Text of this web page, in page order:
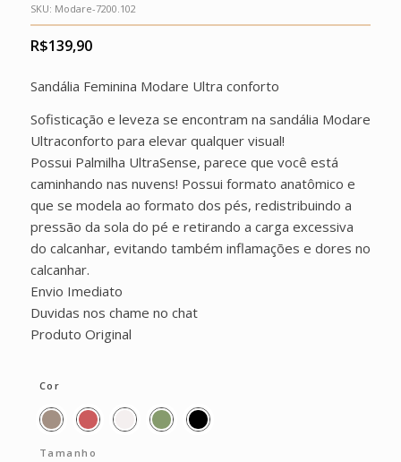
SKU: Modare-7200.102
R$139,90
Sandália Feminina Modare Ultra conforto
Sofisticação e leveza se encontram na sandália Modare
Ultraconforto para elevar qualquer visual!
Possui Palmilha UltraSense, parece que você está
caminhando nas nuvens! Possui formato anatômico e
que se modela ao formato dos pés, redistribuindo a
pressão da sola do pé e retirando a carga excessiva
do calcanhar, evitando também inflamações e dores no
calcanhar.
Envio Imediato
Duvidas nos chame no chat
Produto Original
Cor
Tamanho